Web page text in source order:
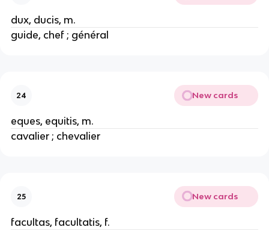
dux, ducis, m.
guide, chef ; général
24 New cards
eques, equitis, m.
cavalier ; chevalier
25 New cards
facultas, facultatis, f.